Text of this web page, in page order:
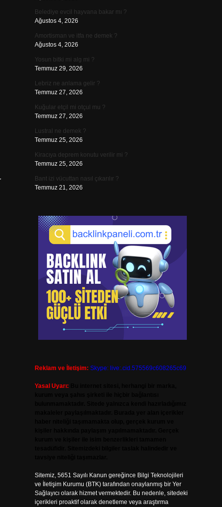
Belediye evcil hayvana bakar mı ?
Ağustos 4, 2026
Amortisman ve itfa ne demek ?
Ağustos 4, 2026
Yosun bitki mi alg mi ?
Temmuz 29, 2026
Lebriz ne anlama gelir ?
Temmuz 27, 2026
Kuğular etçil mi otçul mu ?
Temmuz 27, 2026
Lustral ne demek ?
Temmuz 25, 2026
Kiracıya deprem konutu verilir mi ?
Temmuz 25, 2026
Bant izi vücuttan nasıl çıkarılır ?
Temmuz 21, 2026
Reklam ve İletişim: Skype: live:.cid.575569c608265c69
Yasal Uyarı:
Sitemiz, 5651 Sayılı Kanun gereğince Bilgi Teknolojileri
ve İletişim Kurumu (BTK) tarafından onaylanmış bir Yer
Sağlayıcı olarak hizmet vermektedir. Bu nedenle, sitedeki
içerikleri proaktif olarak denetleme veya araştırma